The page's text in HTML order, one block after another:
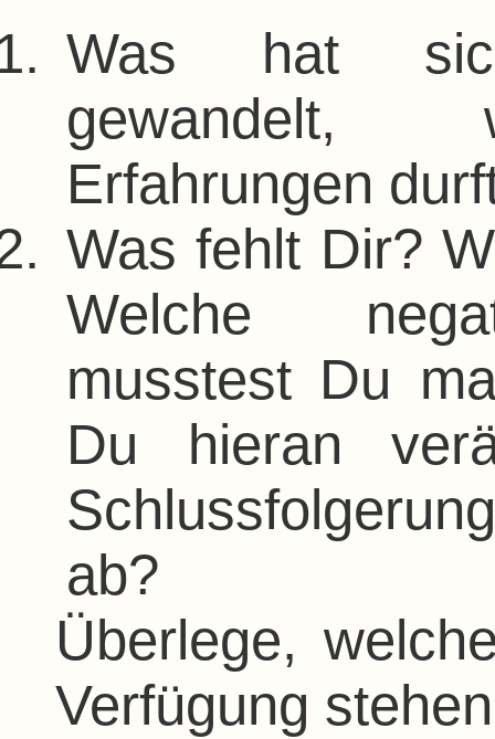
Was hat
gewandelt,
Erfahrungen
Was fehlt Dir?
Welche
musstest Du
Du hieran
ab?
Überlege,
Verfügung